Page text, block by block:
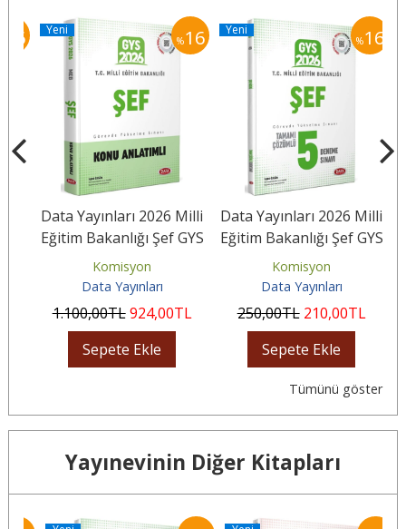
% 16
Yeni
Data Yayınları 2026 Milli
Eğitim Bakanlığı Şef GYS
Konu Anlatımlı
Komisyon
Data Yayınları
1.100,00TL924,00TL
Sepete Ekle
% 16
Yeni
Data Yayınları 2026 Milli
Eğitim Bakanlığı Şef GYS
Tamamı Çözümlü 5...
Komisyon
Data Yayınları
250,00TL210,00TL
Sepete Ekle
Tümünü göster
Yayınevinin Diğer Kitapları